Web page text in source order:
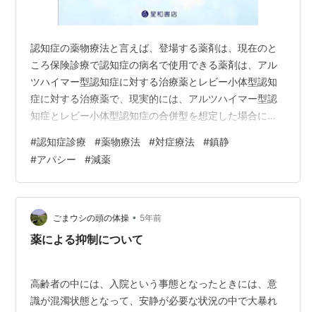
認知症の薬物療法と言えば、登場する薬剤は、現在のと
ころ保険診療で認知症の病名で使用できる薬剤は、アル
ツハイマー型認知症に対する治療薬とレビー小体型認知
症に対する治療薬で、現実的には、アルツハイマー型認
知症とレビー小体型認知症の合併型を想定した場合に
小体型認知症の薬剤1種類の3種類が同時処方されるまで
となります。 そのため、それ以上の薬剤が処方されてい
る場合は、認知症としての適応のない薬剤を使用してい
ることとなります。現実的には、この認知症として適応
の内約剤が多数使われていることが専らとなります。 認
知症の症状としての代表的な、もの忘れであった…
#認知症診療 #薬物療法 #対症療法 #鎮静
#アパシー #減薬
ごまウシの頭の体操 • 5年前
薬による抑制について